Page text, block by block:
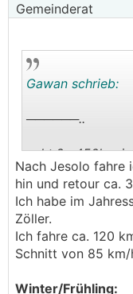
Gemeinderat
Gawan schrieb:
──────..
echt ? 450km in
d.h. du fährst
Autobahn ohne
Das Auto sagt
dass sich das
Routenplaner ist
Nach Jesolo fahre
hin und retour ca.
Ich habe im
Zöller.
Ich fahre ca. 120
Schnitt von 85 km/
Winter/Frühling: